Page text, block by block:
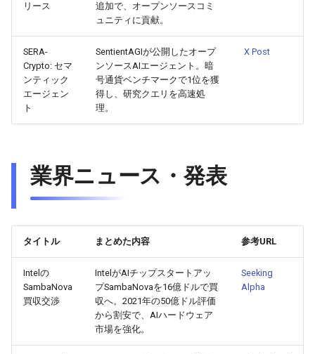
2026-05-22
2026-05-21
2026-05-20
2026-05-18
2026-05-17
2026-05-16
2026-05-15
2025-11-06
2025-11-05
2025-11-04
2025-11-02
2025-11-01
2025-10-31
2025-10-30
2026-05-22
2026-05-21
2026-05-20
2026-05-18
2026-05-17
2026-05-16
2026-05-15
2026-05-19
2026-05-18
2026-05-17
2026-05-15
2026-05-14
2026-05-13
2026-05-12
2025-11-06
2025-11-05
2025-11-04
2025-11-02
2025-11-01
2025-10-31
2025-10-30
2026-05-18
2026-05-17
2026-05-16
2026-05-14
2026-05-13
2026-05-12
2026-05-11
2025-11-06
2025-11-05
2025-11-04
2025-11-02
2025-11-01
2025-10-31
2025-10-30
2026-05-22
2026-05-21
2026-05-20
リース
追加で、オープンソースコミ
ュニティに貢献。
SERA-
Crypto: セマ
ンティック
エージェン
ト
SentientAGIが公開したオープ
ンソースAIエージェント。暗
号通貨ベンチマークで1位を獲
得し、研究クエリを高速処
理。
X Post
業界ニュース・発表
タイトル まとめた内容 参考URL
Intelの
SambaNova
買収交渉
IntelがAIチップスタートアッ
プSambaNovaを16億ドルで買
収へ。2021年の50億ドル評価
から割安で、AIハードウェア
市場を強化。
Seeking
Alpha